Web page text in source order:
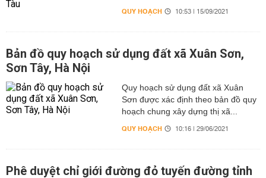
QUY HOẠCH 10:53 | 15/09/2021
Bản đồ quy hoạch sử dụng đất xã Xuân Sơn,
Sơn Tây, Hà Nội
Quy hoạch sử dụng đất xã Xuân
Sơn được xác định theo bản đồ quy
hoạch chung xây dựng thị xã...
QUY HOẠCH 10:16 | 29/06/2021
Phê duyệt chỉ giới đường đỏ tuyến đường tỉnh